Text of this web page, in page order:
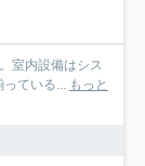
室内設備はシス
っている... もっと